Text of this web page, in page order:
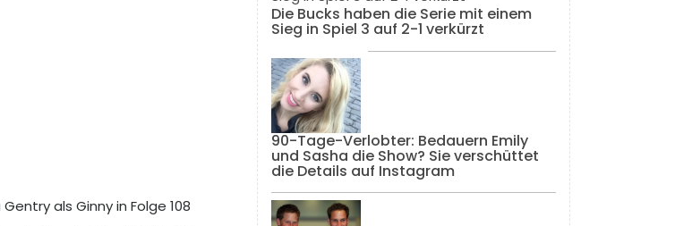
Die Bucks haben die Serie mit einem
Sieg in Spiel 3 auf 2-1 verkürzt
90-Tage-Verlobter: Bedauern Emily
und Sasha die Show? Sie verschüttet
die Details auf Instagram